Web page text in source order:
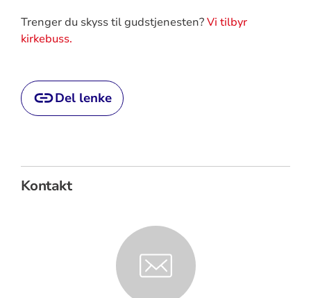
Trenger du skyss til gudstjenesten?Vi tilbyr
kirkebuss.
Del lenke
Kontakt